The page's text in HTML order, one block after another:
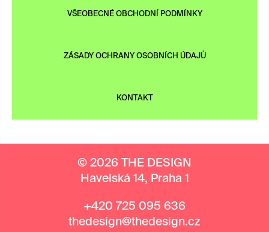
VŠEOBECNÉ OBCHODNÍ PODMÍNKY
ZÁSADY OCHRANY OSOBNÍCH ÚDAJŮ
KONTAKT
© 2026 THE DESIGN
Havelská 14, Praha 1
+420 725 095 636
thedesign@thedesign.cz